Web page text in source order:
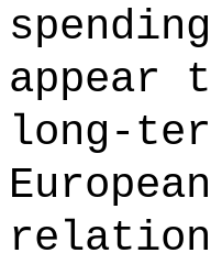
appear
long-